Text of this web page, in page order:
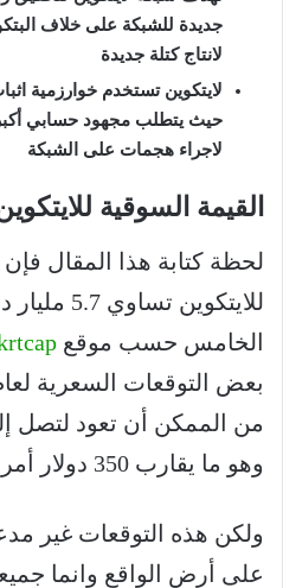
لانتاج كتلة جديدة
لايتكوين تستخدم خوارزمية
حيث يتطلب مجهود حسابي أكبر
لاجراء هجمات على الشبكة
القيمة السوقية
لحظة كتابة هذا المقال فإن
للايتكوين
الخامس حسب موقع
من الممكن أن تعود لتصل
وهو ما يقارب 350 دولار أمريكي في نهاية عام 2017
ولكن هذه التوقعات غير
على أرض الواقع وانما